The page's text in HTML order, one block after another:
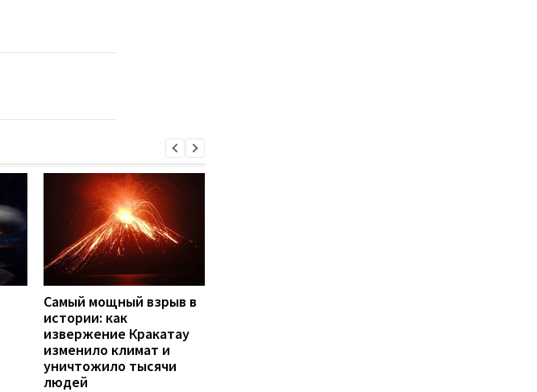
Самый мощный взрыв в
истории: как
извержение Кракатау
изменило климат и
уничтожило тысячи
людей